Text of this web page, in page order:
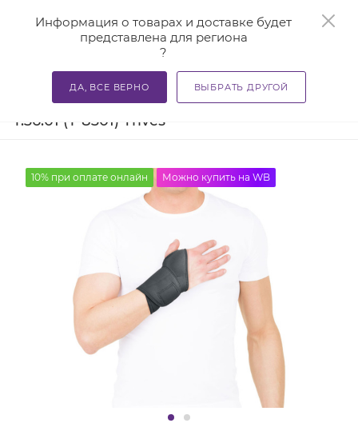
Информация о товарах и доставке будет
представлена для региона
?
ДА, ВСЕ ВЕРНО ВЫБРАТЬ ДРУГОЙ
Главная — Каталог — Бандажи и корсеты — Ортезы и
Бандаж на лучезапястный сустав
Т.36.01 (Т-8301) Trives
10% при оплате онлайн Можно купить на WB